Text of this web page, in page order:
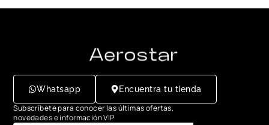
Whatsapp Encuentra tu tienda
Subscríbete para conocer las últimas ofertas,
novedades e información VIP